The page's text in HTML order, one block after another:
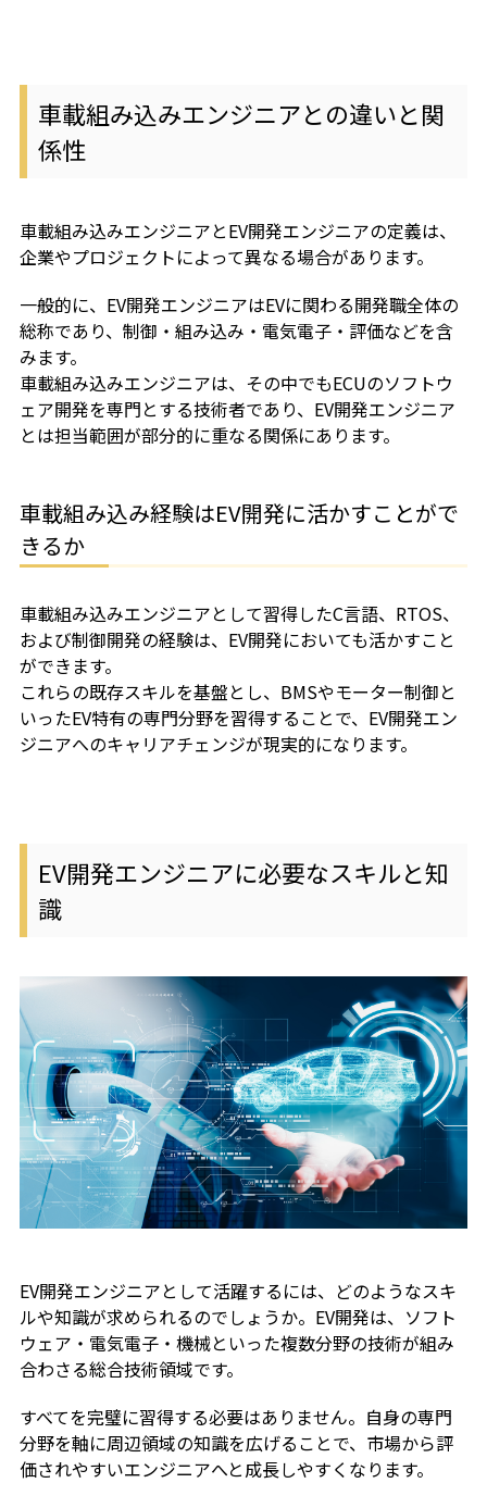
車載組み込みエンジニアとの違いと関
係性
車載組み込みエンジニアとEV開発エンジニアの定義は、
企業やプロジェクトによって異なる場合があります。
一般的に、EV開発エンジニアはEVに関わる開発職全体の
総称であり、制御・組み込み・電気電子・評価などを含
みます。
車載組み込みエンジニアは、その中でもECUのソフトウ
ェア開発を専門とする技術者であり、EV開発エンジニア
とは担当範囲が部分的に重なる関係にあります。
車載組み込み経験はEV開発に活かすことがで
きるか
車載組み込みエンジニアとして習得したC言語、RTOS、
および制御開発の経験は、EV開発においても活かすこと
ができます。
これらの既存スキルを基盤とし、BMSやモーター制御と
いったEV特有の専門分野を習得することで、EV開発エン
ジニアへのキャリアチェンジが現実的になります。
EV開発エンジニアに必要なスキルと知
識
EV開発エンジニアとして活躍するには、どのようなスキ
ルや知識が求められるのでしょうか。EV開発は、ソフト
ウェア・電気電子・機械といった複数分野の技術が組み
合わさる総合技術領域です。
すべてを完璧に習得する必要はありません。自身の専門
分野を軸に周辺領域の知識を広げることで、市場から評
価されやすいエンジニアへと成長しやすくなります。